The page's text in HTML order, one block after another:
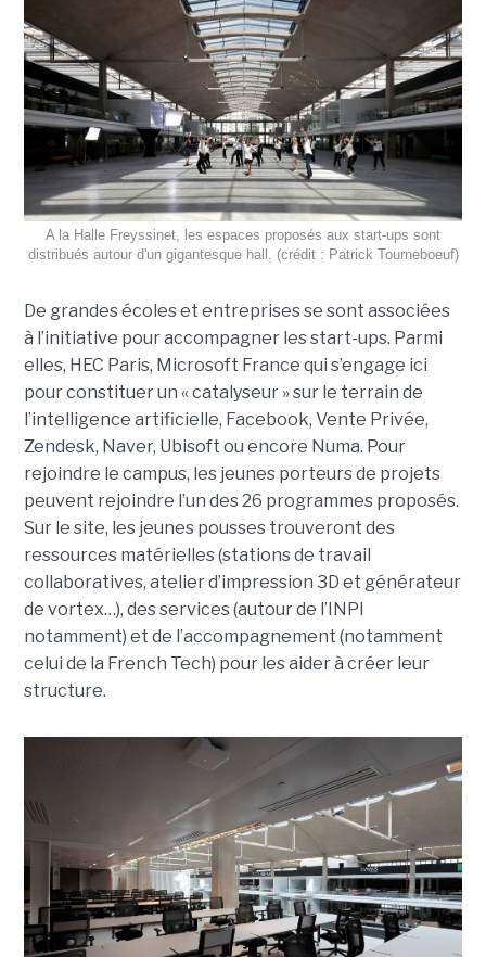
A la Halle Freyssinet, les espaces proposés aux start-ups sont
distribués autour d'un gigantesque hall. (crédit : Patrick Tourneboeuf)
De grandes écoles et entreprises se sont associées
à l’initiative pour accompagner les start-ups. Parmi
elles, HEC Paris, Microsoft France qui s’engage ici
pour constituer un « catalyseur » sur le terrain de
l’intelligence artificielle, Facebook, Vente Privée,
Zendesk, Naver, Ubisoft ou encore Numa. Pour
rejoindre le campus, les jeunes porteurs de projets
peuvent rejoindre l’un des 26 programmes proposés.
Sur le site, les jeunes pousses trouveront des
ressources matérielles (stations de travail
collaboratives, atelier d’impression 3D et générateur
de vortex…), des services (autour de l’INPI
notamment) et de l’accompagnement (notamment
celui de la French Tech) pour les aider à créer leur
structure.